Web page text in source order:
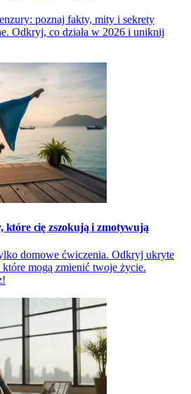
poznaj fakty, mity i sekrety
Odkryj, co działa w 2026 i uniknij
które cię zszokują i zmotywują
domowe ćwiczenia. Odkryj ukryte
mogą zmienić twoje życie.